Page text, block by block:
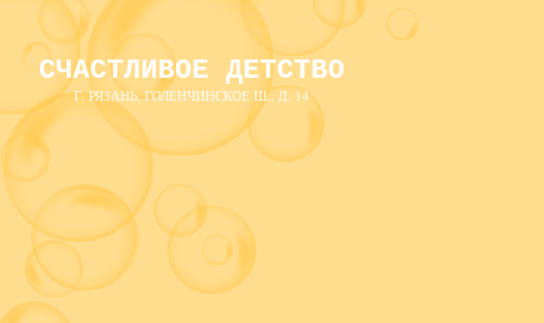
СЧАСТЛИВОЕ ДЕТСТВО
Г. РЯЗАНЬ, ГОЛЕНЧИНСКОЕ Ш., Д. 14